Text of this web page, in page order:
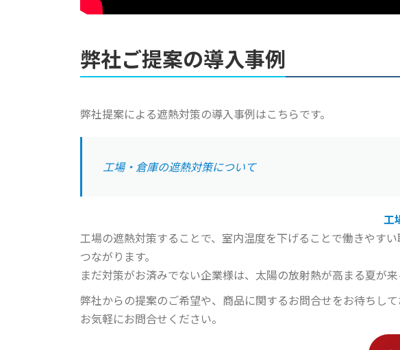
弊社ご提案の導入事例
弊社提案による遮熱対策の導入事例はこちらです。
工場・倉庫の遮熱対策について
工
工場の遮熱対策することで、室内温度を下げることで働きやす
つながります。
まだ対策がお済みでない企業様は、太陽の放射熱が高まる夏が
弊社からの提案のご希望や、商品に関するお問合せをお待ちして
お気軽にお問合せください。